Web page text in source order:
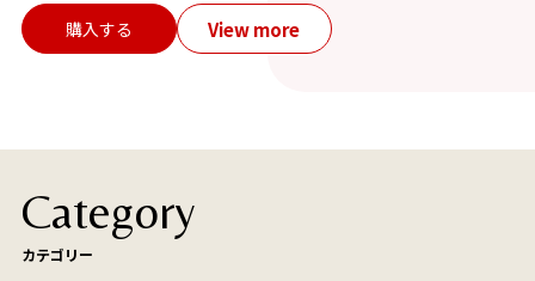
購入する View more
Category
カテゴリー